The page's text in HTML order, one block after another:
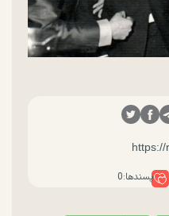
پسندها:0